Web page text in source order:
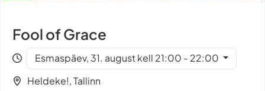
Fool of Grace
Esmaspäev, 31. august kell 21:00 - 22:00
Heldeke!, Tallinn